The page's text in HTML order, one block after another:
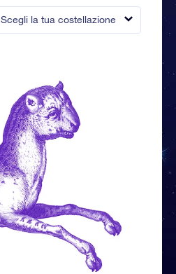
Scegli la tua costellazione